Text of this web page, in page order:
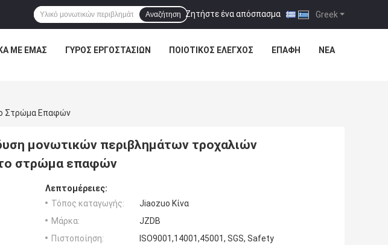
Greek
Ζητήστε ένα απόσπασμα |
Αναζήτηση
ΜΕ ΕΜΆΣ ΓΎΡΟΣ ΕΡΓΟΣΤΑΣΊΩΝ ΠΟΙΟΤΙΚΌΣ ΈΛΕΓΧΟΣ ΕΠΑΦΉ ΝΈΑ
Στρώμα Επαφών
μονωτικών περιβλημάτων τροχαλιών
το στρώμα επαφών
Λεπτομέρειες:
Τόπος καταγωγής:
Jiaozuo Κίνα
Μάρκα:
JZDB
Πιστοποίηση:
ISO9001,14001,45001, SGS, Safety